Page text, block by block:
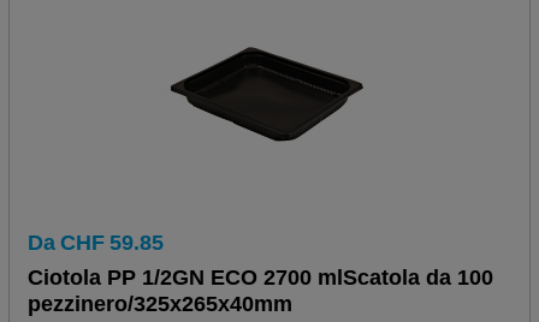
Da CHF 59.85
Ciotola PP 1/2GN ECO 2700 mlScatola da 100
pezzinero/325x265x40mm